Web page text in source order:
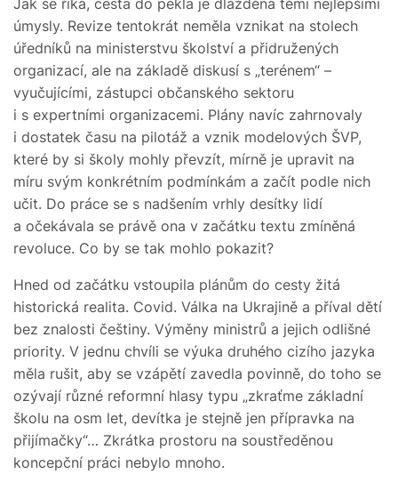
úmysly. Revize tentokrát neměla vznikat na stolech
úředníků na ministerstvu školství a přidružených
organizací, ale na základě diskusí s „terénem“ –
vyučujícími, zástupci občanského sektoru
i s expertními organizacemi. Plány navíc zahrnovaly
i dostatek času na pilotáž a vznik modelových ŠVP,
které by si školy mohly převzít, mírně je upravit na
míru svým konkrétním podmínkám a začít podle nich
učit. Do práce se s nadšením vrhly desítky lidí
a očekávala se právě ona v začátku textu zmíněná
revoluce. Co by se tak mohlo pokazit?
Hned od začátku vstoupila plánům do cesty žitá
historická realita. Covid. Válka na Ukrajině a příval dětí
bez znalosti češtiny. Výměny ministrů a jejich odlišné
priority. V jednu chvíli se výuka druhého cizího jazyka
měla rušit, aby se vzápětí zavedla povinně, do toho se
ozývají různé reformní hlasy typu „zkraťme základní
školu na osm let, devítka je stejně jen přípravka na
přijímačky“… Zkrátka prostoru na soustředěnou
koncepční práci nebylo mnoho.